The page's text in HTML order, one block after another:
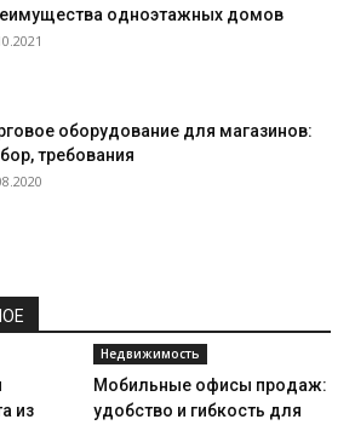
одноэтажных домов
оборудование для магазинов:
требования
из
Недвижимость
Мобильные офисы продаж:
удобство и гибкость для